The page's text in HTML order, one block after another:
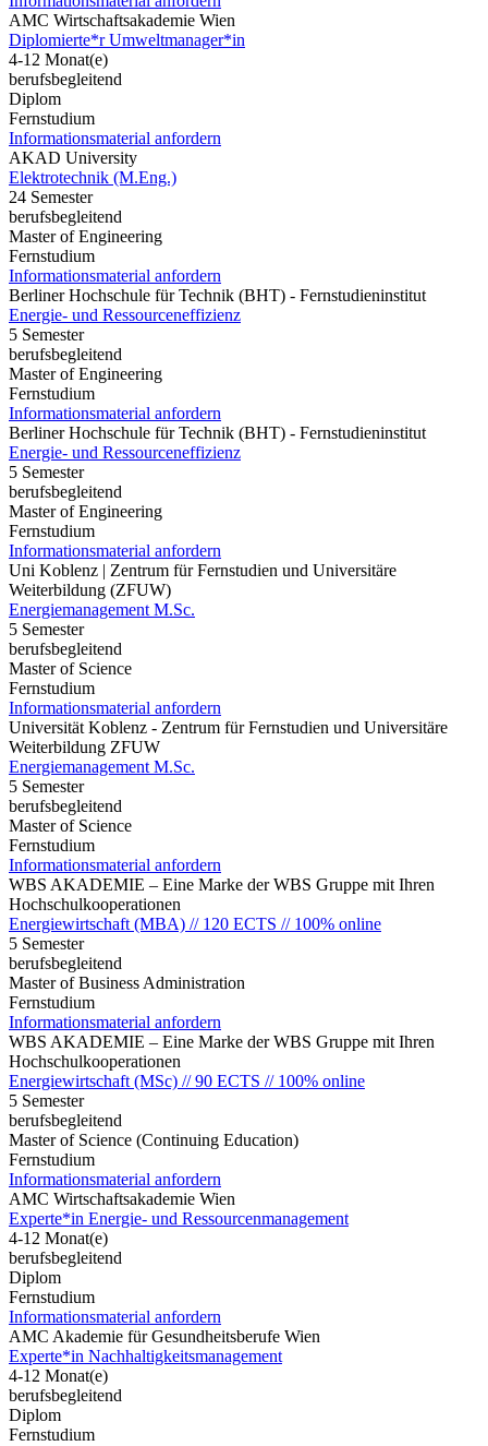
AMC Wirtschaftsakademie Wien
Diplomierte*r Umweltmanager*in
4-12 Monat(e)
berufsbegleitend
Diplom
Fernstudium
Informationsmaterial anfordern
AKAD University
Elektrotechnik (M.Eng.)
24 Semester
berufsbegleitend
Master of Engineering
Fernstudium
Informationsmaterial anfordern
Berliner Hochschule für Technik (BHT) - Fernstudieninstitut
Energie- und Ressourceneffizienz
5 Semester
berufsbegleitend
Master of Engineering
Fernstudium
Informationsmaterial anfordern
Berliner Hochschule für Technik (BHT) - Fernstudieninstitut
Energie- und Ressourceneffizienz
5 Semester
berufsbegleitend
Master of Engineering
Fernstudium
Informationsmaterial anfordern
Uni Koblenz | Zentrum für Fernstudien und Universitäre
Weiterbildung (ZFUW)
Energiemanagement M.Sc.
5 Semester
berufsbegleitend
Master of Science
Fernstudium
Informationsmaterial anfordern
Universität Koblenz - Zentrum für Fernstudien und Universitäre
Weiterbildung ZFUW
Energiemanagement M.Sc.
5 Semester
berufsbegleitend
Master of Science
Fernstudium
Informationsmaterial anfordern
WBS AKADEMIE – Eine Marke der WBS Gruppe mit Ihren
Hochschulkooperationen
Energiewirtschaft (MBA) // 120 ECTS // 100% online
5 Semester
berufsbegleitend
Master of Business Administration
Fernstudium
Informationsmaterial anfordern
WBS AKADEMIE – Eine Marke der WBS Gruppe mit Ihren
Hochschulkooperationen
Energiewirtschaft (MSc) // 90 ECTS // 100% online
5 Semester
berufsbegleitend
Master of Science (Continuing Education)
Fernstudium
Informationsmaterial anfordern
AMC Wirtschaftsakademie Wien
Experte*in Energie- und Ressourcenmanagement
4-12 Monat(e)
berufsbegleitend
Diplom
Fernstudium
Informationsmaterial anfordern
AMC Akademie für Gesundheitsberufe Wien
Experte*in Nachhaltigkeitsmanagement
4-12 Monat(e)
berufsbegleitend
Diplom
Fernstudium